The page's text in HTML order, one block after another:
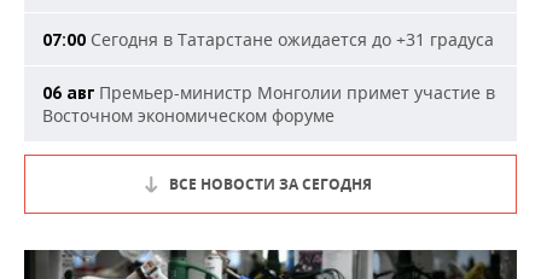
07:00 Сегодня в Татарстане ожидается до +31 градуса
06 авг Премьер-министр Монголии примет участие в
Восточном экономическом форуме
ВСЕ НОВОСТИ ЗА СЕГОДНЯ